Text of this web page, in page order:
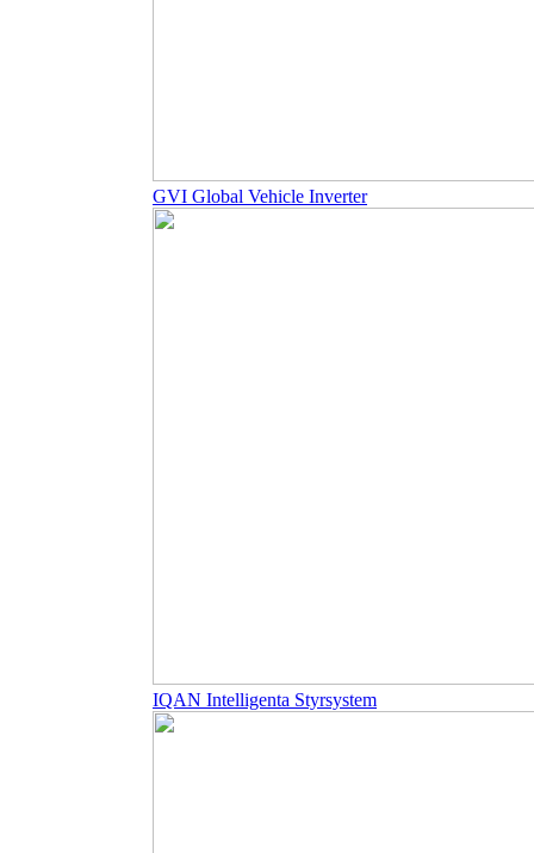
GVI Global Vehicle Inverter
IQAN Intelligenta Styrsystem